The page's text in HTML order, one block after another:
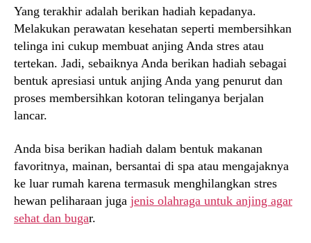
Yang terakhir adalah berikan hadiah kepadanya.
Melakukan perawatan kesehatan seperti membersihkan
telinga ini cukup membuat anjing Anda stres atau
tertekan. Jadi, sebaiknya Anda berikan hadiah sebagai
bentuk apresiasi untuk anjing Anda yang penurut dan
proses membersihkan kotoran telinganya berjalan
lancar.
Anda bisa berikan hadiah dalam bentuk makanan
favoritnya, mainan, bersantai di spa atau mengajaknya
ke luar rumah karena termasuk menghilangkan stres
hewan peliharaan juga jenis olahraga untuk anjing agar
sehat dan bugar.